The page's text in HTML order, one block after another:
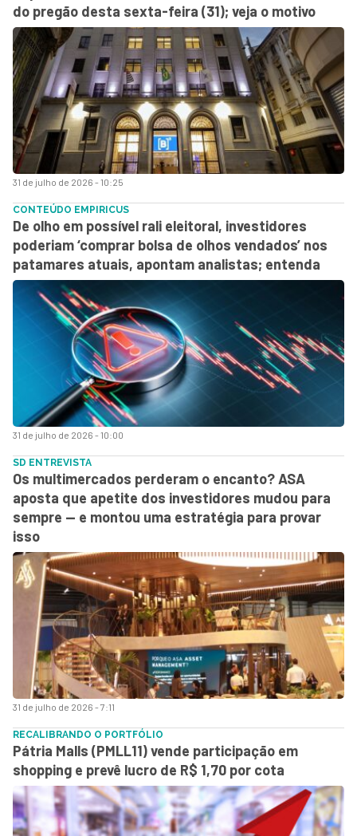
31 de julho de 2026 - 10:25
do pregão desta sexta-feira (31); veja o motivo
31 de julho de 2026 - 10:00
CONTEÚDO EMPIRICUS
De olho em possível rali eleitoral, investidores
poderiam ‘comprar bolsa de olhos vendados’ nos
patamares atuais, apontam analistas; entenda
31 de julho de 2026 - 7:11
SD ENTREVISTA
Os multimercados perderam o encanto? ASA
aposta que apetite dos investidores mudou para
sempre — e montou uma estratégia para provar
isso
RECALIBRANDO O PORTFÓLIO
Pátria Malls (PMLL11) vende participação em
shopping e prevê lucro de R$ 1,70 por cota